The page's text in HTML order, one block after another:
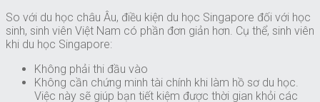
So với du học châu Âu, điều kiện du học Singapore đối với học
sinh, sinh viên Việt Nam có phần đơn giản hơn. Cụ thể, sinh viên
khi du học Singapore:
Không phải thi đầu vào
Không cần chứng minh tài chính khi làm hồ sơ du học.
Việc này sẽ giúp bạn tiết kiệm được thời gian khỏi các